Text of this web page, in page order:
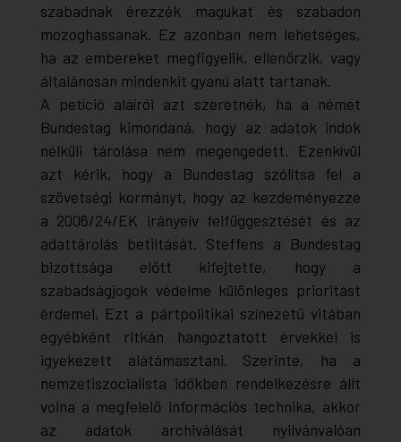
szabadnak érezzék magukat és szabadon
mozoghassanak. Ez azonban nem lehetséges,
ha az embereket megfigyelik, ellenőrzik, vagy
általánosan mindenkit gyanú alatt tartanak.
A petíció aláírói azt szeretnék, ha a német
Bundestag kimondaná, hogy az adatok indok
nélküli tárolása nem megengedett. Ezenkívül
azt kérik, hogy a Bundestag szólítsa fel a
szövetségi kormányt, hogy az kezdeményezze
a 2006/24/EK irányelv felfüggesztését és az
adattárolás betiltását. Steffens a Bundestag
bizottsága előtt kifejtette, hogy a
szabadságjogok védelme különleges prioritást
érdemel. Ezt a pártpolitikai színezetű vitában
egyébként ritkán hangoztatott érvekkel is
igyekezett alátámasztani. Szerinte, ha a
nemzetiszocialista időkben rendelkezésre állt
volna a megfelelő információs technika, akkor
az adatok archiválását nyilvánvalóan